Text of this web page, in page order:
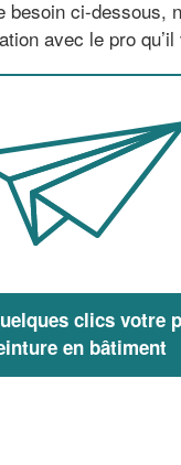
besoin ci-dessous,
avec le pro
clics votre
en bâtiment